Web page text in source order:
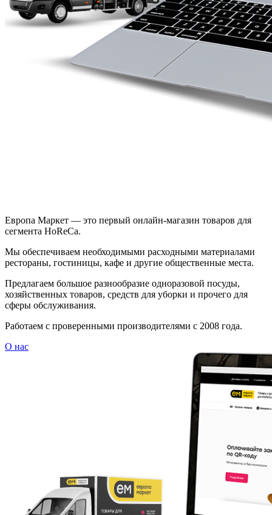
Европа Маркет — это первый онлайн-магазин товаров для
сегмента HoReCa.
Мы обеспечиваем необходимыми расходными материалами
рестораны, гостиницы, кафе и другие общественные места.
Предлагаем большое разнообразие одноразовой посуды,
хозяйственных товаров, средств для уборки и прочего для
сферы обслуживания.
Работаем с проверенными производителями с 2008 года.
О нас